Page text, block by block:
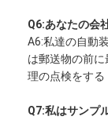
緊急時の照
李Mno2電池
Q6:あなたの会
A6:私達の自動
は郵送物の前
理の点検をする
Q7:私はサンプ